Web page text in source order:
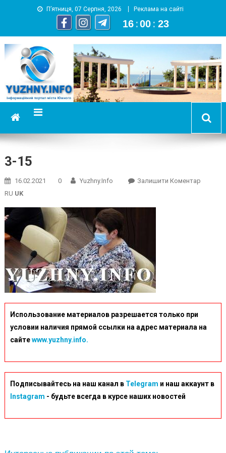
П’ятниця, 07 Серпня, 2026 Реклама на сайті
16 :00 : 24
YUZHNY.INFO
информационный портал города Южный
3-15
16.02.2021 0 Yuzhny.info Залишити КоментарOn
RU UK
Использование материалов разрешается только при
условии наличия прямой ссылки на адрес материала на
сайтеwww.yuzhny.info.
Подписывайтесь на наш канал в Telegram и наш аккаунт в
Instagram - будьте всегда в курсе наших новостей